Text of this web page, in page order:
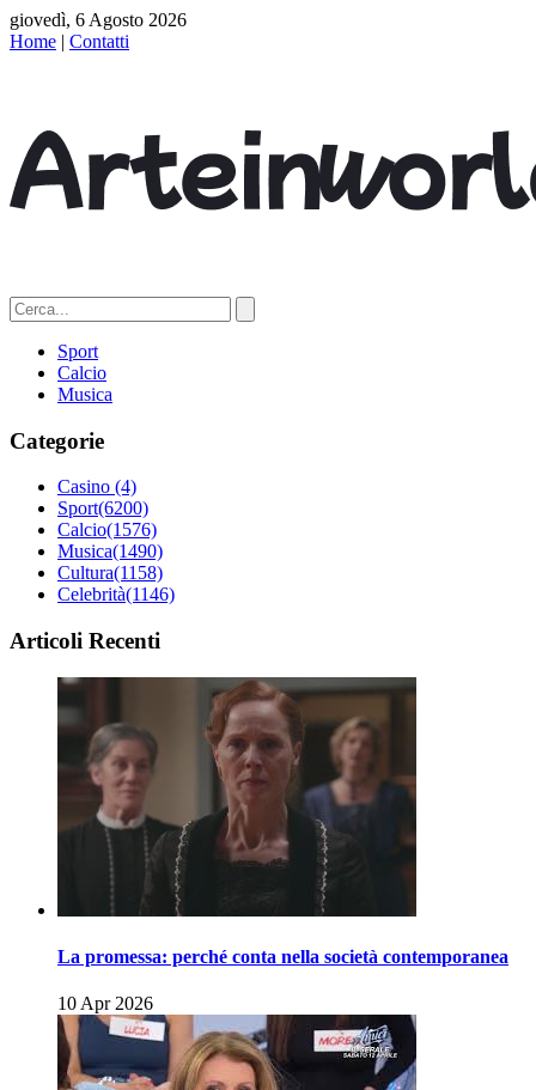
giovedì, 6 Agosto 2026
Home | Contatti
Sport
Calcio
Musica
Categorie
Casino (4)
Sport(6200)
Calcio(1576)
Musica(1490)
Cultura(1158)
Celebrità(1146)
Articoli Recenti
La promessa: perché conta nella società contemporanea
10 Apr 2026